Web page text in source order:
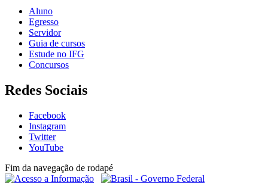
Aluno
Egresso
Servidor
Guia de cursos
Estude no IFG
Concursos
Redes Sociais
Facebook
Instagram
Twitter
YouTube
Fim da navegação de rodapé